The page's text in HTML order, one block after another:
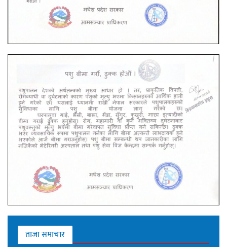
ताजा समाचार